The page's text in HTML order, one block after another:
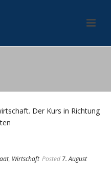
, Wirtschaft Posted 7. August